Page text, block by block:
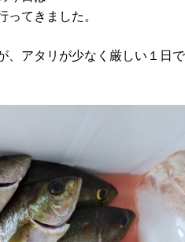
ってきました。
、アタリが少なく厳しい１日で